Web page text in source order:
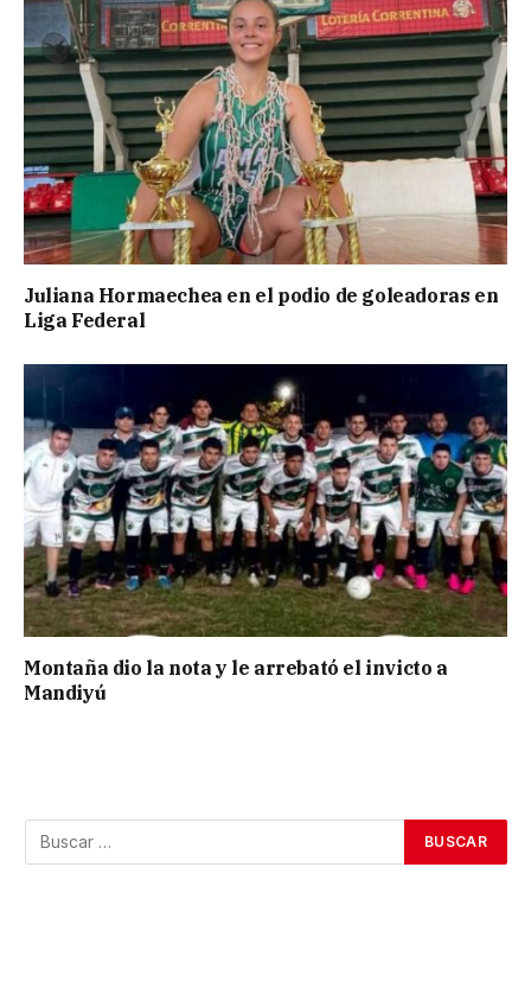
Juliana Hormaechea en el podio de goleadoras en
Liga Federal
Montaña dio la nota y le arrebató el invicto a
Mandiyú